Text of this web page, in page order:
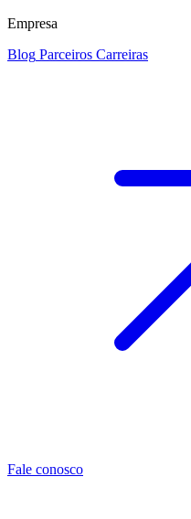
Empresa
Blog Parceiros Carreiras
Fale conosco